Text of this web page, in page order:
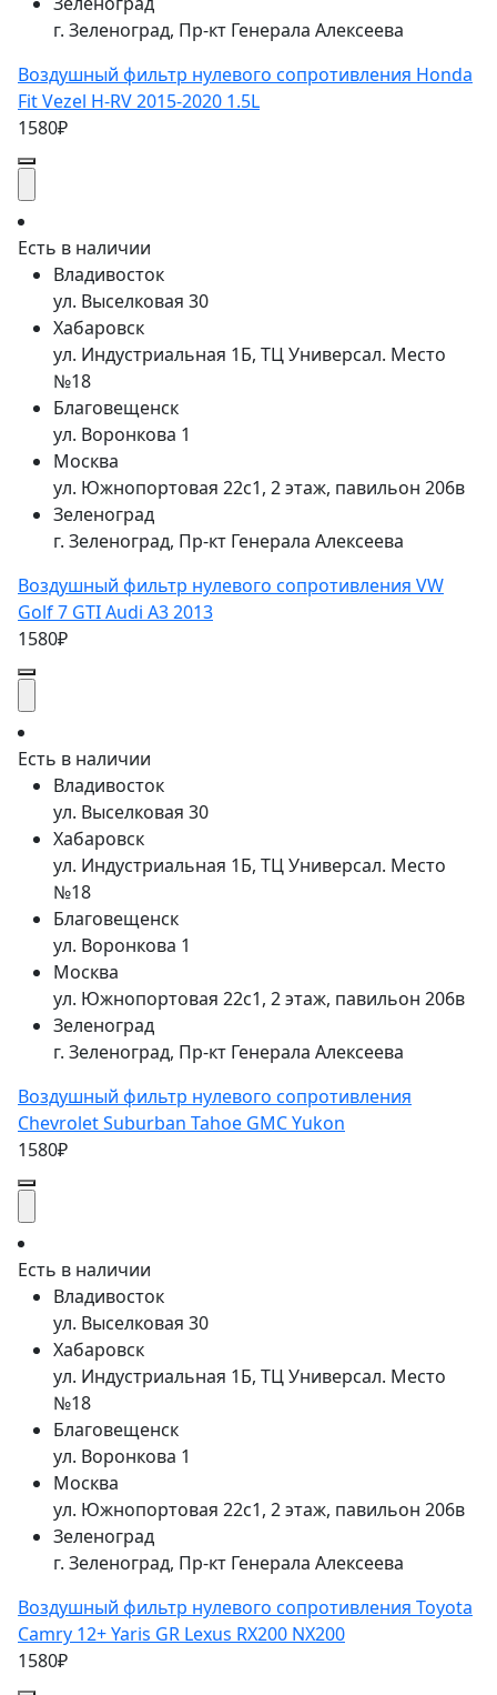
г. Зеленоград, Пр-кт Генерала Алексеева
Воздушный фильтр нулевого сопротивления Honda
Fit Vezel H-RV 2015-2020 1.5L
1580₽
Есть в наличии
Владивосток
ул. Выселковая 30
Хабаровск
ул. Индустриальная 1Б, ТЦ Универсал. Место
№18
Благовещенск
ул. Воронкова 1
Москва
ул. Южнопортовая 22с1, 2 этаж, павильон 206в
Зеленоград
г. Зеленоград, Пр-кт Генерала Алексеева
Воздушный фильтр нулевого сопротивления VW
Golf 7 GTI Audi A3 2013
1580₽
Есть в наличии
Владивосток
ул. Выселковая 30
Хабаровск
ул. Индустриальная 1Б, ТЦ Универсал. Место
№18
Благовещенск
ул. Воронкова 1
Москва
ул. Южнопортовая 22с1, 2 этаж, павильон 206в
Зеленоград
г. Зеленоград, Пр-кт Генерала Алексеева
Воздушный фильтр нулевого сопротивления
Chevrolet Suburban Tahoe GMC Yukon
1580₽
Есть в наличии
Владивосток
ул. Выселковая 30
Хабаровск
ул. Индустриальная 1Б, ТЦ Универсал. Место
№18
Благовещенск
ул. Воронкова 1
Москва
ул. Южнопортовая 22с1, 2 этаж, павильон 206в
Зеленоград
г. Зеленоград, Пр-кт Генерала Алексеева
Воздушный фильтр нулевого сопротивления Toyota
Camry 12+ Yaris GR Lexus RX200 NX200
1580₽